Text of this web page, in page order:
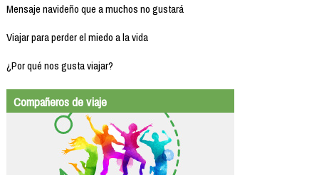
Mensaje navideño que a muchos no gustará
Viajar para perder el miedo a la vida
¿Por qué nos gusta viajar?
Compañeros de viaje